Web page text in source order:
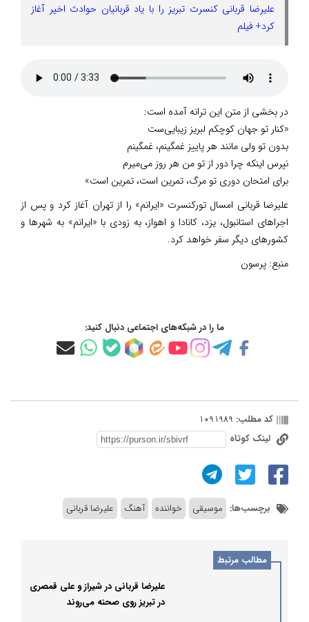
علیرضا قربانی کنسرت تبریز را با یاد قربانیان حوادث اخیر آغاز
کرد+ فیلم
در بخشی از متن این ترانه آمده است:
«کنار تو جهان کوچکم لبریز زیبایی‌ست
بدون تو ولی مانند هر پاییز غمگینم، غمگینم
نپرس اینکه چرا دور از تو من هر روز می‌میرم
برای امتحان دوری تو مرگ، تمرین است، تمرین است»
علیرضا قربانی امسال تورکنسرت «ایرانم» را از تهران آغاز کرد و پس از
اجراهای استانبول، یزد، کانادا و اهواز، به زودی با «ایرانم» به شهرها و
کشورهای دیگر سفر خواهد کرد.
منبع: پرسون
ما را در شبکه‌های اجتماعی دنبال کنید:
کد مطلب: 1091989
لینک کوتاه
برچسب‌ها: موسیقی خواننده آهنگ علیرضا قربانی
مطالب مرتبط
علیرضا قربانی در شیراز و علی قمصری
در تبریز روی صحنه می‌روند